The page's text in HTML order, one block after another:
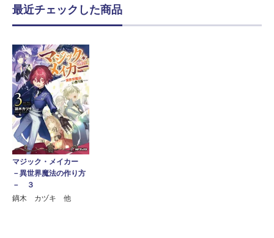
最近チェックした商品
マジック・メイカー
－異世界魔法の作り方
－ ３
鏑木 カヅキ 他